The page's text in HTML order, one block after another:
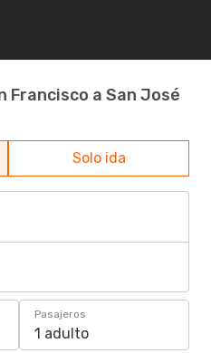
Francisco a San José
Solo ida
Pasajeros
1 adulto